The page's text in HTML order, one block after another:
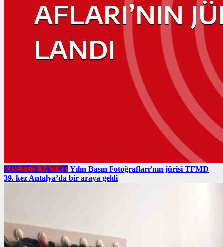
KÜLTÜR SANAT Yılın Basın Fotoğrafları’nın jürisi TFMD
39. kez Antalya’da bir araya geldi